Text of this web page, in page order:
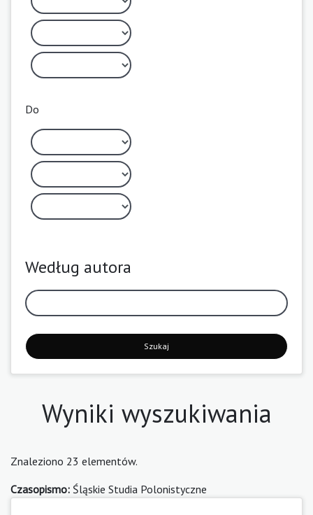
Do
Według autora
Szukaj
Wyniki wyszukiwania
Znaleziono 23 elementów.
Czasopismo: Śląskie Studia Polonistyczne